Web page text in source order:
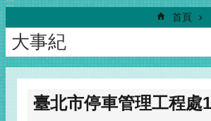
:::
首頁
大事紀
臺北市停車管理工程處